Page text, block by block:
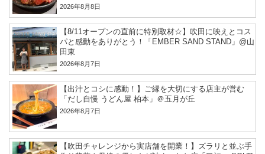
2026年8月8日
【8/11オープンの直前に特別取材☆】吹田に映えとコス
パと感動をありがとう！「EMBER SAND STAND」@山
田東
2026年8月7日
【出汁とコシに感動！】ご縁を大切にする店主が営む
「だし自慢 うどん屋 柏本」＠五月が丘
2026年8月7日
【吹田チャレンジから実店舗を開業！】ズラリと並ぶ手